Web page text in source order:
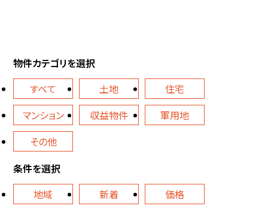
物件カテゴリを選択
すべて
土地
住宅
マンション
収益物件
軍用地
その他
条件を選択
地域
新着
価格